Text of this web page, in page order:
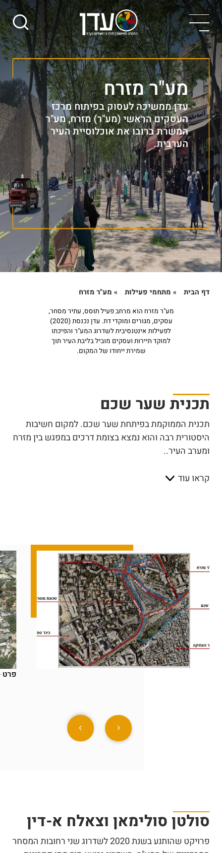
מע"ר מזרח
עדן ממשיכה לעסוק בפיתוח מרכז
העסקים הראשי (מע"ר) מזרח, מע"ר
המשרת ברובו את אוכלוסיית העיר
הערבית.
דף הבית » מתחמי פעילות » מע"ר מזרח
מע"ר מזרח הוא מרחב פעיל תוסס, עתיר מסחר,
עסקים, מגורים ומוקדי דת. עדן נכנסת (2020)
לפעילות אינטנסיבית לשדרוג המע"ר והפיכתו
למוקד תיירות ועסקים מוביל בליבת העיר תוך
שמירת ייחודו של המקום.
תכנית שער שכם
תכנית הממוקמת בפיתחת שער שכם. למקום חשיבות
היסטורית רבה והוא נמצא בצומת דרכים במפגש בין מזרח
ומערב העיר..
קראו עוד
פרט
סולטן סולימאן וצאלח א-דין
פרויקט שהותנע בשנת 2020 לשדרוג שני רחובות המסחר